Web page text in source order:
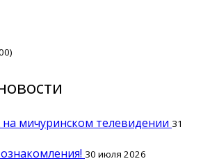
мичуринском телевидении 31
30 июля 2026